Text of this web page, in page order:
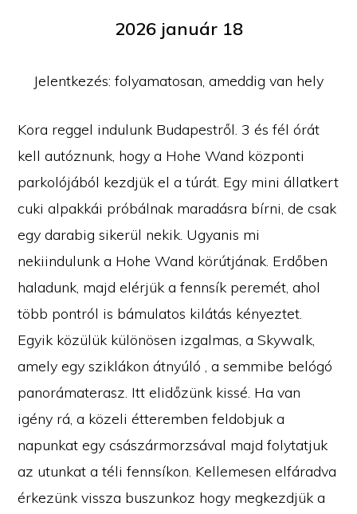
2026 január 18
Jelentkezés: folyamatosan, ameddig van hely
Kora reggel indulunk Budapestről. 3 és fél órát
kell autóznunk, hogy a Hohe Wand központi
parkolójából kezdjük el a túrát. Egy mini állatkert
cuki alpakkái próbálnak maradásra bírni, de csak
egy darabig sikerül nekik. Ugyanis mi
nekiindulunk a Hohe Wand körútjának. Erdőben
haladunk, majd elérjük a fennsík peremét, ahol
több pontról is bámulatos kilátás kényeztet.
Egyik közülük különösen izgalmas, a Skywalk,
amely egy sziklákon átnyúló , a semmibe belógó
panorámaterasz. Itt elidőzünk kissé. Ha van
igény rá, a közeli étteremben feldobjuk a
napunkat egy császármorzsával majd folytatjuk
az utunkat a téli fennsíkon. Kellemesen elfáradva
érkezünk vissza buszunkoz hogy megkezdjük a